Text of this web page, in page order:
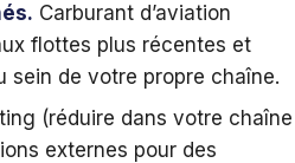
Carburant d’aviation
flottes plus récentes et
sein de votre propre chaîne.
(réduire dans votre chaîne
externes pour des